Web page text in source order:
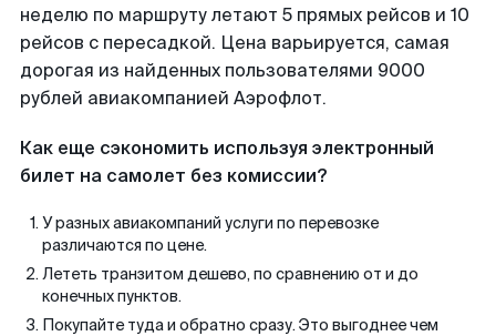
неделю по маршруту летают 5 прямых рейсов и 10
рейсов с пересадкой. Цена варьируется, самая
дорогая из найденных пользователями 9000
рублей авиакомпанией Аэрофлот.
Как еще сэкономить используя электронный
билет на самолет без комиссии?
У разных авиакомпаний услуги по перевозке
различаются по цене.
Лететь транзитом дешево, по сравнению от и до
конечных пунктов.
Покупайте туда и обратно сразу. Это выгоднее чем